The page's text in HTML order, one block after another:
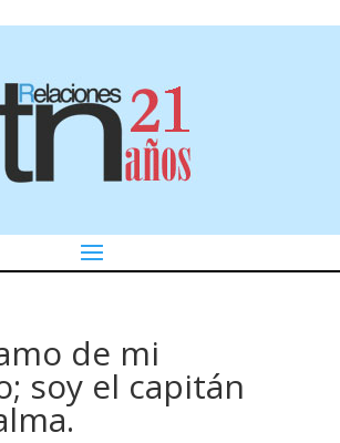
de mi
soy el capitán